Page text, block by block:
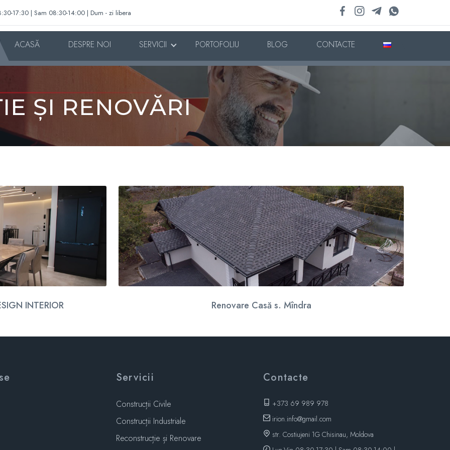
17:30 | Sam 08:30-14:00 | Dum - zi libera
ACASĂ DESPRE NOI SERVICII PORTOFOLIU BLOG CONTACTE
ȘI RENOVĂRI
INTERIOR Renovare Casă s. Mîndra
Servicii
Construcții Civile
Construcții Industriale
Reconstrucție și Renovare
Contacte
+373 69 989 978
irion.info@gmail.com
str. Costiujeni 1G Chisinau, Moldova